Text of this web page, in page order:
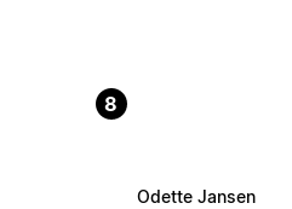
8
Odette Jansen